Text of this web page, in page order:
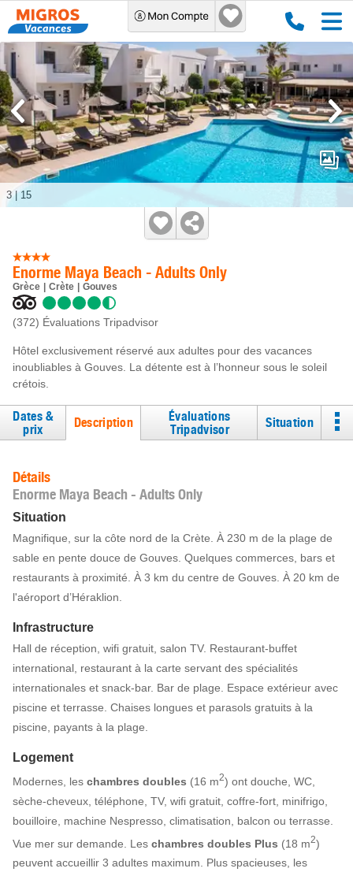
Enorme Maya Beach - Adults Only
Grèce Crète Gouves
(372) Évaluations Tripadvisor
Hôtel exclusivement réservé aux adultes pour des vacances
inoubliables à Gouves. La détente est à l’honneur sous le soleil
crétois.
3|15
Dates &
prix
Description
Évaluations
Tripadvisor
Situation
Détails
Enorme Maya Beach - Adults Only
Situation
Magnifique, sur la côte nord de la Crète. À 230 m de la plage de
sable en pente douce de Gouves. Quelques commerces, bars et
restaurants à proximité. À 3 km du centre de Gouves. À 20 km de
l'aéroport d’Héraklion.
Infrastructure
Hall de réception, wifi gratuit, salon TV. Restaurant-buffet
international, restaurant à la carte servant des spécialités
internationales et snack-bar. Bar de plage. Espace extérieur avec
piscine et terrasse. Chaises longues et parasols gratuits à la
piscine, payants à la plage.
Logement
Modernes, les chambres doubles (16 m2) ont douche, WC,
sèche-cheveux, téléphone, TV, wifi gratuit, coffre-fort, minifrigo,
bouilloire, machine Nespresso, climatisation, balcon ou terrasse.
Vue mer sur demande. Les chambres doubles Plus (18 m2)
peuvent accueillir 3 adultes maximum. Plus spacieuses, les